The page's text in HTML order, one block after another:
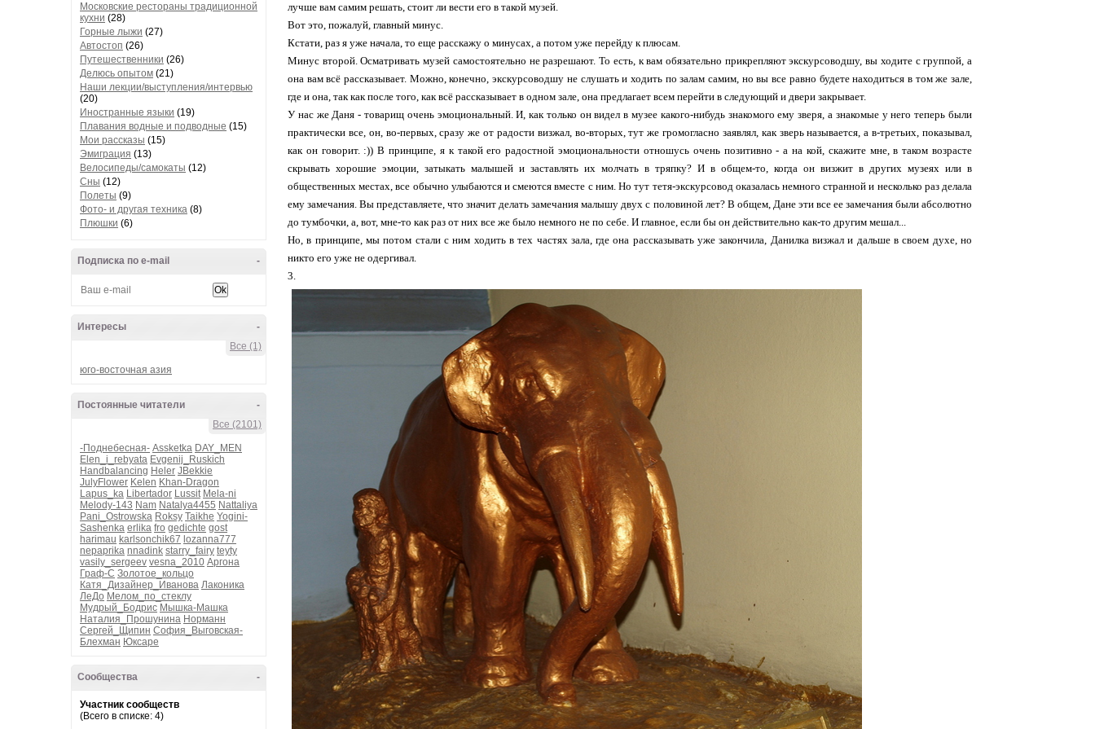
Московские рестораны традиционной
кухни (28)
Горные лыжи (27)
Автостоп (26)
Путешественники (26)
Делюсь опытом (21)
Наши лекции/выступления/интервью
(20)
Иностранные языки (19)
Плавания водные и подводные (15)
Мои рассказы (15)
Эмиграция (13)
Велосипеды/самокаты (12)
Сны (12)
Полеты (9)
Фото- и другая техника (8)
Плюшки (6)
-
Подписка по e-mail
-
Интересы
Все (1)
юго-восточная азия
-
Постоянные читатели
Все (2101)
-Поднебесная- Assketka DAY_MEN
Elen_i_rebyata Evgenij_Ruskich
Handbalancing Heler JBekkie
JulyFlower Kelen Khan-Dragon
Lapus_ka Libertador Lussit Mela-ni
Melody-143 Nam Natalya4455 Nattaliya
Pani_Ostrowska Roksy Taikhe Yogini-
Sashenka erlika fro gedichte gost
harimau karlsonchik67 lozanna777
nepaprika nnadink starry_fairy teyty
vasily_sergeev vesna_2010 Аргона
Граф-С Золотое_кольцо
Катя_Дизайнер_Иванова Лаконика
ЛеДо Мелом_по_стеклу
Мудрый_Бодрис Мышка-Машка
Наталия_Прошунина Норманн
Сергей_Щипин София_Выговская-
Блехман Юксаре
-
Сообщества
Участник сообществ
(Всего в списке: 4)
лучше вам самим решать, стоит ли вести его в такой музей.
Вот это, пожалуй, главный минус.
Кстати, раз я уже начала, то еще расскажу о минусах, а потом уже перейду к плюсам.
Минус второй. Осматривать музей самостоятельно не разрешают. То есть, к вам обязательно прикрепляют экскурсоводшу, вы ходите с группой, а
она вам всё рассказывает. Можно, конечно, экскурсоводшу не слушать и ходить по залам самим, но вы все равно будете находиться в том же зале,
где и она, так как после того, как всё рассказывает в одном зале, она предлагает всем перейти в следующий и двери закрывает.
У нас же Даня - товарищ очень эмоциональный. И, как только он видел в музее какого-нибудь знакомого ему зверя, а знакомые у него теперь были
практически все, он, во-первых, сразу же от радости визжал, во-вторых, тут же громогласно заявлял, как зверь называется, а в-третьих, показывал,
как он говорит. :)) В принципе, я к такой его радостной эмоциональности отношусь очень позитивно - а на кой, скажите мне, в таком возрасте
скрывать хорошие эмоции, затыкать малышей и заставлять их молчать в тряпку? И в общем-то, когда он визжит в других музеях или в
общественных местах, все обычно улыбаются и смеются вместе с ним. Но тут тетя-экскурсовод оказалась немного странной и несколько раз делала
ему замечания. Вы представляете, что значит делать замечания малышу двух с половиной лет? В общем, Дане эти все ее замечания были абсолютно
до тумбочки, а, вот, мне-то как раз от них все же было немного не по себе. И главное, если бы он действительно как-то другим мешал...
Но, в принципе, мы потом стали с ним ходить в тех частях зала, где она рассказывать уже закончила, Данилка визжал и дальше в своем духе, но
никто его уже не одергивал.
3.